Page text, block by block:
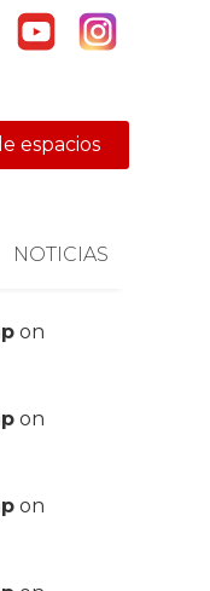
espacios
NOTICIAS
on
on
on